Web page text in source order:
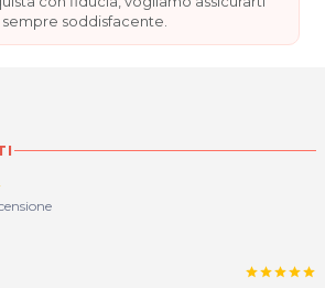
soddisfacente.
starstarstarstarstar